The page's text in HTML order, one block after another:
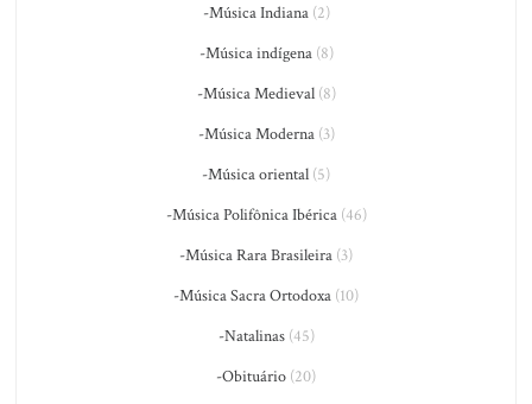
-Música Indiana(2)
-Música indígena(8)
-Música Medieval(8)
-Música Moderna(3)
-Música oriental (5)
-Música Polifônica Ibérica(46)
-Música Rara Brasileira (3)
-Música Sacra Ortodoxa (10)
-Natalinas(45)
-Obituário (20)